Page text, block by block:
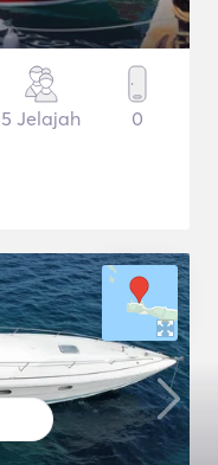
5 Jelajah 0